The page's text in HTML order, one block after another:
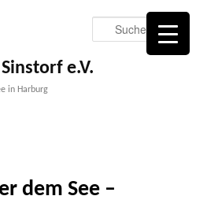
e.V.
in Harburg
dem See –